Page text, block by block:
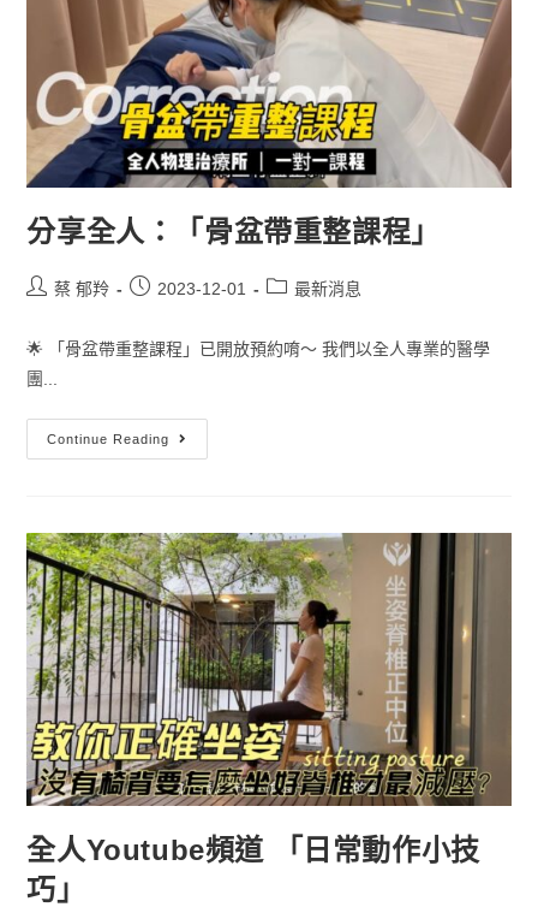
分享全人：「骨盆帶重整課程」
蔡 郁羚 2023-12-01 最新消息
🌟 「骨盆帶重整課程」已開放預約唷～ 我們以全人專業的醫學
團...
Continue Reading
全人Youtube頻道 「日常動作小技
巧」